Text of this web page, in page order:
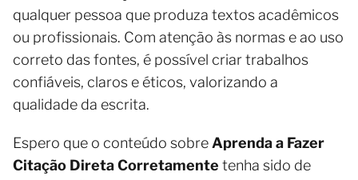
qualquer pessoa que produza textos acadêmicos
ou profissionais. Com atenção às normas e ao uso
correto das fontes, é possível criar trabalhos
confiáveis, claros e éticos, valorizando a
qualidade da escrita.
Espero que o conteúdo sobre Aprenda a Fazer
Citação Direta Corretamente tenha sido de